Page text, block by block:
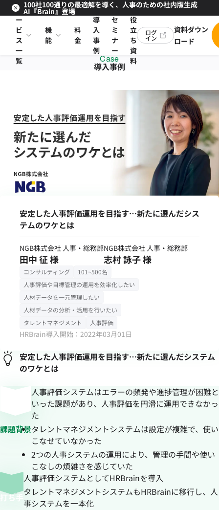
100社100通りの最適解を導く、人事のための社内版生成
AI『Brain』登場
サ
ー
ビ
ス
一
覧
機
能
料
金
導
入
事
例
セ
ミ
ナ
ー
お
役
立
ち
資
料
ログ
イン
資料ダウン
ロード
Case
導入事例
安定した人事評価運用を目指す…新たに選んだシス
テムのワケとは
NGB株式会社 人事・総務部
田中 征 様
NGB株式会社 人事・総務部
志村 詠子 様
コンサルティング
101~500名
人事評価や目標管理の運用を効率化したい
人材データを一元管理したい
人材データの分析・活用を行いたい
タレントマネジメント
人事評価
HRBrain導入開始：2022年03月01日
安定した人事評価運用を目指す…新たに選んだシステム
のワケとは
課題背景
人事評価システムはエラーの頻発や進捗管理が困難と
いった課題があり、人事評価を円滑に運用できなかっ
た
タレントマネジメントシステムは設定が複雑で、使い
こなせていなかった
2つの人事システムの運用により、管理の手間や使い
こなしの煩雑さを感じていた
打ち手
人事評価システムとしてHRBrainを導入
タレントマネジメントシステムもHRBrainに移行し、人
事システムを一本化